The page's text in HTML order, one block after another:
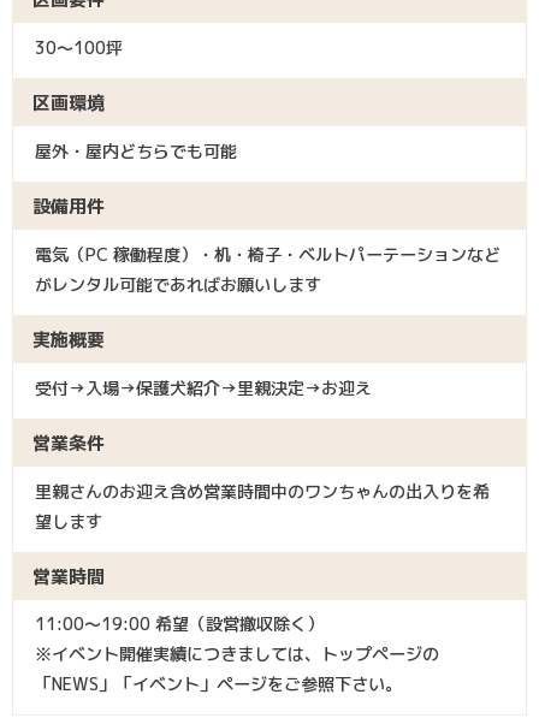
30～100坪
区画環境
屋外・屋内どちらでも可能
設備用件
電気（PC 稼働程度）・机・椅子・ベルトパーテーションなど
がレンタル可能であればお願いします
実施概要
受付→入場→保護犬紹介→里親決定→お迎え
営業条件
里親さんのお迎え含め営業時間中のワンちゃんの出入りを希
望します
営業時間
11:00～19:00 希望（設営撤収除く）
※イベント開催実績につきましては、トップページの
「NEWS」「イベント」ページをご参照下さい。